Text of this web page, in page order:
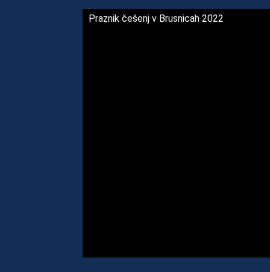
Praznik češenj v Brusnicah 2022